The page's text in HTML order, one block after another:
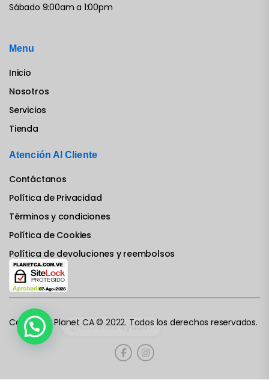
Sábado 9:00am a 1:00pm
Menu
Inicio
Nosotros
Servicios
Tienda
Atención Al Cliente
Contáctanos
Política de Privacidad
Términos y condiciones
Política de Cookies
Política de devoluciones y reembolsos
Computer Planet CA © 2022. Todos los derechos reservados.